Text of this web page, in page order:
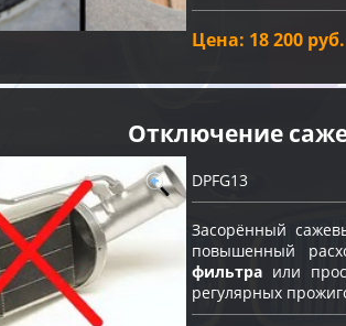
Цена: 18 200 руб.
Отключение
DPFG13
Засорённый
повышенный
фильтра или
регулярных